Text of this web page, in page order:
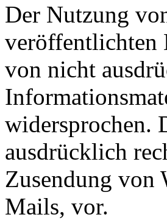
Der Nutzung
veröffentlichten
von nicht
widersprochen.
ausdrücklich
Zusendung von
Mails, vor.